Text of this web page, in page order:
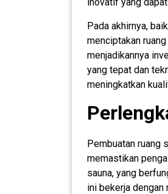
Pada akhirnya,
menciptakan
menjadikannya
yang tepat dan
meningkatkan
Pembuatan ruang
memastikan
sauna, yang
ini bekerja dengan